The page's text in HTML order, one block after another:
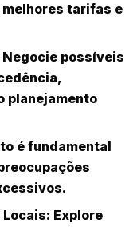
tarifas e
Negocie possíveis
planejamento
é fundamental
Explore